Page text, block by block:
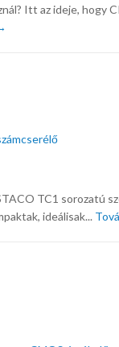
Itt az ideje, hogy
TC1 sorozatú
ideálisak...